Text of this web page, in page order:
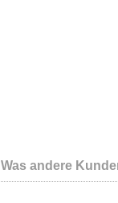
Was andere